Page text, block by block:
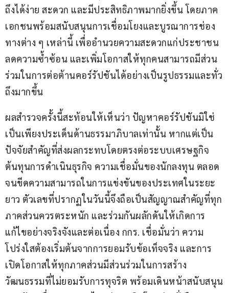
ถึงได้ง่าย สะดวก และมีประสิทธิภาพมากยิ่งขึ้น โดยภาค
เอกชนพร้อมสนับสนุนการเชื่อมโยงและบูรณาการช่อง
ทางต่าง ๆ เหล่านี้ เพื่ออำนวยความสะดวกแก่ประชาชน
ลดความซ้ำซ้อน และเพิ่มโอกาสให้ทุกคนสามารถมีส่วน
ร่วมในการต่อต้านคอร์รัปชันได้อย่างเป็นรูปธรรมและทั่ว
ถึงมากขึ้น
ผลสำรวจครั้งนี้สะท้อนให้เห็นว่า ปัญหาคอร์รัปชันมิใช่
เป็นเพียงประเด็นด้านธรรมาภิบาลเท่านั้น หากแต่เป็น
ปัจจัยสำคัญที่ส่งผลกระทบโดยตรงต่อระบบเศรษฐกิจ
ต้นทุนการดำเนินธุรกิจ ความเชื่อมั่นของนักลงทุน ตลอด
จนขีดความสามารถในการแข่งขันของประเทศในระยะ
ยาว ตัวเลขที่ปรากฏในวันนี้จึงถือเป็นสัญญาณสำคัญที่ทุก
ภาคส่วนควรตระหนัก และร่วมกันผลักดันให้เกิดการ
แก้ไขอย่างจริงจังและต่อเนื่อง กกร. เชื่อมั่นว่า ความ
โปร่งใสต้องเริ่มต้นจากการยอมรับข้อเท็จจริง และการ
เปิดโอกาสให้ทุกภาคส่วนมีส่วนร่วมในการสร้าง
วัฒนธรรมที่ไม่ยอมรับการทุจริต พร้อมเดินหน้าสนับสนุน